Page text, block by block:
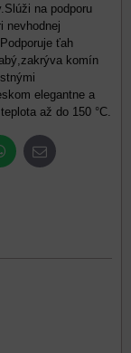
na podporu
nevhodnej
ťah
komín
elegantne a
až do 150 °C.
E-
mail